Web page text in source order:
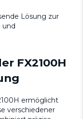
Lösung zur
und
FX2100H
ermöglicht
verschiedener